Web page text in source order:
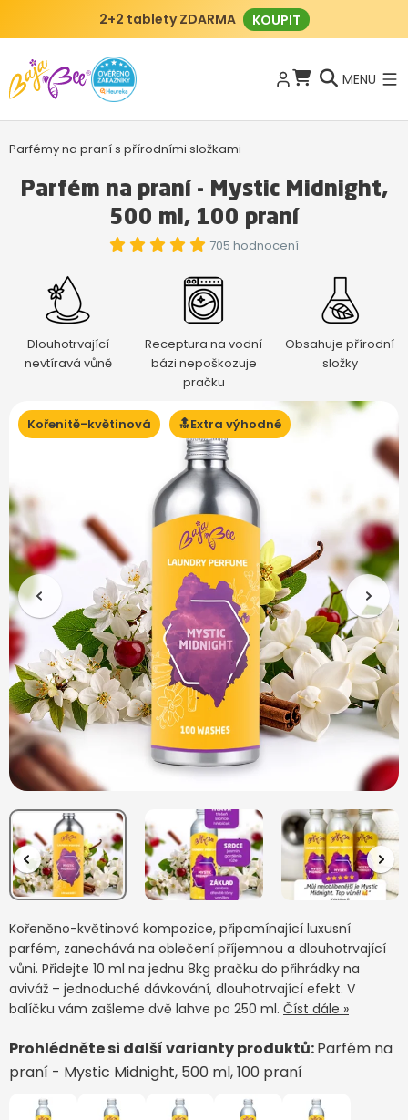
2+2 tablety ZDARMA KOUPIT
MENU
Parfémy na praní s přírodními složkami
Parfém na praní - Mystic Midnight,
500 ml, 100 praní
705 hodnocení
Dlouhotrvající
nevtíravá vůně
Receptura na vodní
bázi nepoškozuje
pračku
Obsahuje přírodní
složky
Kořenitě-květinová 🔝Extra výhodné
Kořeněno-květinová kompozice, připomínající luxusní
parfém, zanechává na oblečení příjemnou a dlouhotrvající
vůni. Přidejte 10 ml na jednu 8kg pračku do přihrádky na
aviváž – jednoduché dávkování, dlouhotrvající efekt. V
balíčku vám zašleme dvě lahve po 250 ml. Číst dále »
Prohlédněte si další varianty produktů:Parfém na
praní - Mystic Midnight, 500 ml, 100 praní